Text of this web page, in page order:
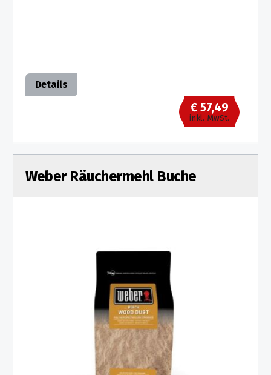
Details
€ 57,49
inkl. MwSt.
Weber Räuchermehl Buche